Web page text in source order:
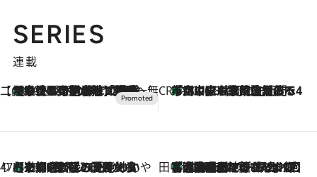
SERIES
連載
【CREA×星野リゾート】唯一無二。癒しと発見が待つ場所へ
2026.8.7
【トンボの足水浴】ヒノキの香りに包まれて涼感マックス！約13℃の湧水かけ流しを避暑地「星野温泉 トンボの湯」で体験 CREA'S CHOICE
2026.8.7
「立川にも歌舞伎があるんだよ」 片岡仁左衛門・市川中車ら豪華座組みで4年目の立川立飛歌舞伎へ
47都道府県の手みやげ ひんやりスイーツで夏を満喫
2026.8.7
【京都府】この夏絶対食べたい 冷やしておいしいおやつ3選 ひと口目から心を掴む新緑のテリーヌ 田中稲の勝手に再ブーム
2026.8.7
「湘南乃風に憧れて」観客大盛上がりの“タオル回し”に、ラッパー顔負けの高速歌唱まで…さだまさし（74）のアグレッシブすぎる現在地